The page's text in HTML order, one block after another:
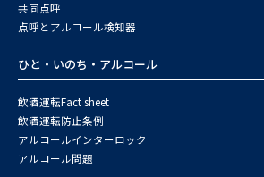
共同点呼
点呼とアルコール検知器
ひと・いのち・アルコール
飲酒運転Fact sheet
飲酒運転防止条例
アルコールインターロック
アルコール問題